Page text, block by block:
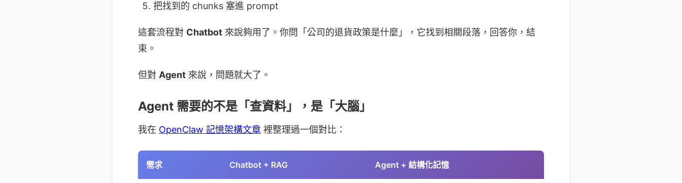
把找到的 chunks 塞進 prompt
這套流程對 Chatbot 來說夠用了。你問「公司的退貨政策是什麼」，它找到相關段落，回答你，結
束。
但對 Agent 來說，問題就大了。
Agent 需要的不是「查資料」，是「大腦」
我在 OpenClaw 記憶架構文章 裡整理過一個對比：
需求 Chatbot + RAG Agent + 結構化記憶